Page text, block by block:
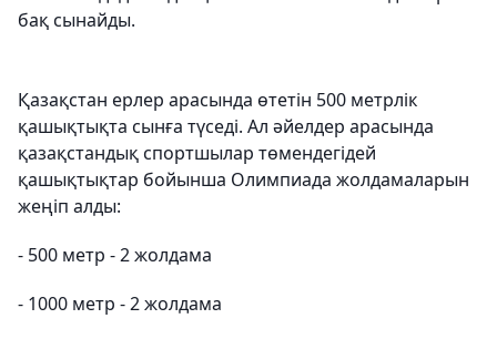
бақ сынайды.
Қазақстан ерлер арасында өтетін 500 метрлік
қашықтықта сынға түседі. Ал әйелдер арасында
қазақстандық спортшылар төмендегідей
қашықтықтар бойынша Олимпиада жолдамаларын
жеңіп алды:
- 500 метр - 2 жолдама
- 1000 метр - 2 жолдама